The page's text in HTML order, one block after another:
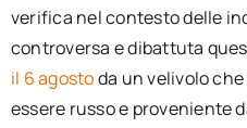
verifica nel contesto delle
controversa e dibattuta
il 6 agostoda un velivolo
essere russo e proveniente